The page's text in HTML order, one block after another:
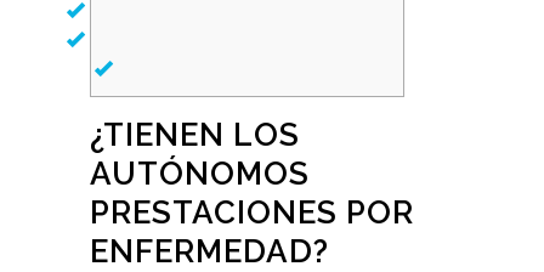
¿TIENEN LOS
AUTÓNOMOS
PRESTACIONES POR
ENFERMEDAD?